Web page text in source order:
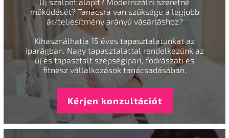
működését? Tanácsra van szüksége a legjobb
ár/teljesítmény arányú vásárláshoz?
Kihasználhatja 15 éves tapasztalatunkat az
iparágban. Nagy tapasztalattal rendelkezünk az
új és tapasztalt szépségipari, fodrászati és
fitnesz vállalkozások tanácsadásában.
Kérjen konzultációt